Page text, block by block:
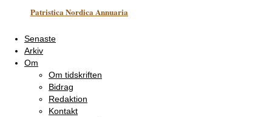
Patristica Nordica Annuaria
Senaste
Arkiv
Om
Om tidskriften
Bidrag
Redaktion
Kontakt